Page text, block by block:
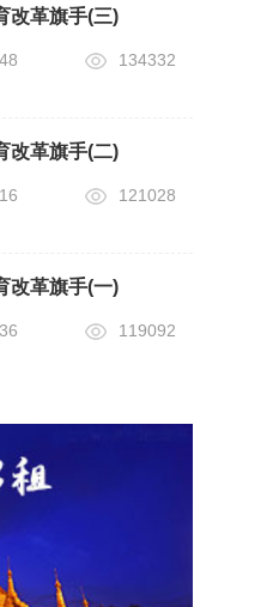
改革旗手(三)
134332
改革旗手(二)
121028
改革旗手(一)
119092